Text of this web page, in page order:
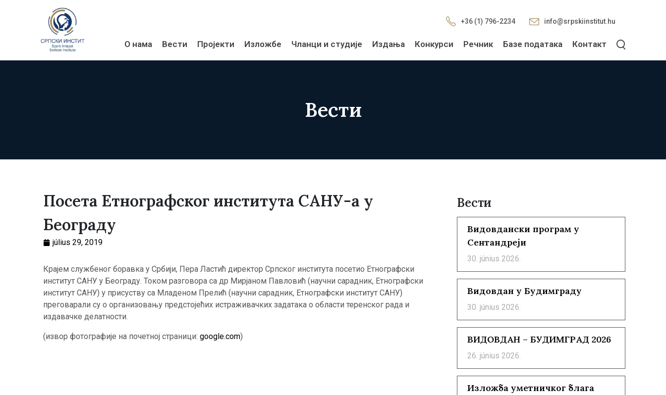
+36 (1) 796-2234 info@srpskiinstitut.hu
О нама Вести Пројекти Изложбе Чланци и студије Издања Конкурси Речник Базе података Контакт
Вести
Посета Етнографског института САНУ-а у
Београду
július 29, 2019
Крајем службеног боравка у Србији, Пера Ластић директор Српског института посетио Етнографски
институт САНУ у Београду. Током разговора са др Мирјаном Павловић (научни сарадник, Етнографски
институт САНУ) у присуству са Младеном Прелић (научни сарадник, Етнографски институт САНУ)
преговарали су о организовању предстојећих истраживачких задатака о области теренског рада и
издавачке делатности.
(извор фотографије на почетној страници: google.com)
Вести
Видовдански програм у
Сентандреји
30. június 2026.
Видовдан у Будимграду
30. június 2026.
ВИДОВДАН – БУДИМГРАД 2026
26. június 2026.
Изложба уметничког блага